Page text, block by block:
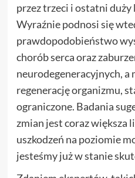
przez trzeci i ostatni
Wyraźnie podnosi się
prawdopodobieństwo
chorób serca oraz
neurodegeneracyjnych,
regenerację organizmu,
ograniczone. Badania
zmian jest coraz większa
uszkodzeń na poziomie
jesteśmy już w stanie